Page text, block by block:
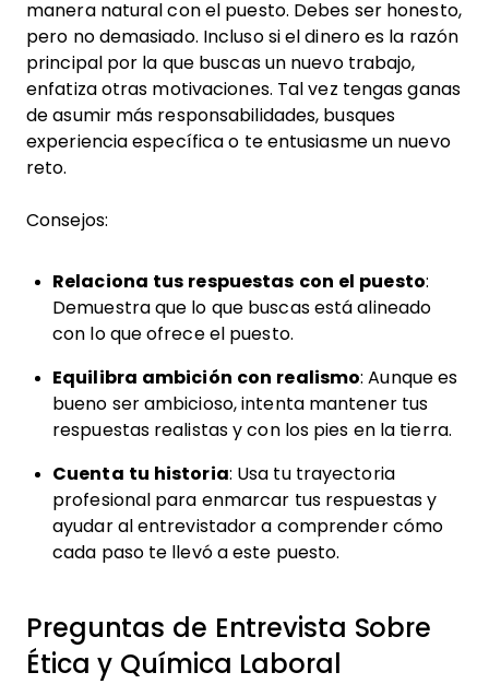
manera natural con el puesto. Debes ser honesto,
pero no demasiado. Incluso si el dinero es la razón
principal por la que buscas un nuevo trabajo,
enfatiza otras motivaciones. Tal vez tengas ganas
de asumir más responsabilidades, busques
experiencia específica o te entusiasme un nuevo
reto.
Consejos:
Relaciona tus respuestas con el puesto:
Demuestra que lo que buscas está alineado
con lo que ofrece el puesto.
Equilibra ambición con realismo: Aunque es
bueno ser ambicioso, intenta mantener tus
respuestas realistas y con los pies en la tierra.
Cuenta tu historia: Usa tu trayectoria
profesional para enmarcar tus respuestas y
ayudar al entrevistador a comprender cómo
cada paso te llevó a este puesto.
Preguntas de Entrevista Sobre
Ética y Química Laboral